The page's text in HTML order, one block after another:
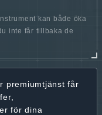
kan både öka
inte får tillbaka de
premiumtjänst får
för dina